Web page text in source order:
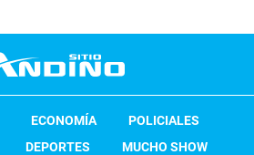
ECONOMÍA
POLICIALES
DEPORTES MUCHO SHOW